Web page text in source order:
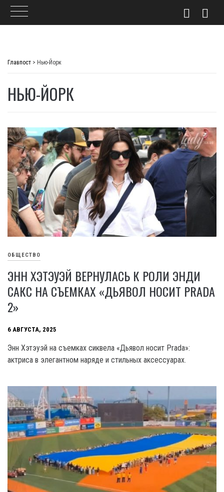
Главпост > Нью-Йорк
НЬЮ-ЙОРК
ОБЩЕСТВО
ЭНН ХЭТЭУЭЙ ВЕРНУЛАСЬ К РОЛИ ЭНДИ
САКС НА СЪЕМКАХ «ДЬЯВОЛ НОСИТ PRADA
2»
6 АВГУСТА, 2025
Энн Хэтэуэй на съемках сиквела «Дьявол носит Prada»:
актриса в элегантном наряде и стильных аксессуарах.